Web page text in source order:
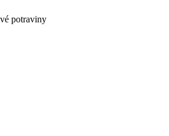
potraviny